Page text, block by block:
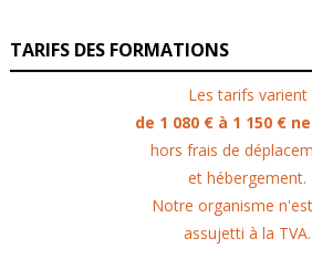
TARIFS DES FORMATIONS
Les tarifs varient
de 1 080 € à 1 150 €
hors frais de
et hébergement.
Notre organisme
assujetti à la TVA.